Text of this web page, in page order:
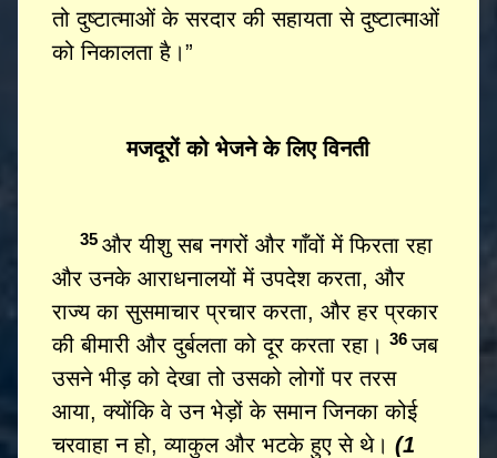
तो दुष्टात्माओं के सरदार की सहायता से दुष्टात्माओं
को निकालता है।”
मजदूरों को भेजने के लिए विनती
35 और यीशु सब नगरों और गाँवों में फिरता रहा
और उनके आराधनालयों में उपदेश करता, और
राज्य का सुसमाचार प्रचार करता, और हर प्रकार
की बीमारी और दुर्बलता को दूर करता रहा।36जब
उसने भीड़ को देखा तो उसको लोगों पर तरस
आया, क्योंकि वे उन भेड़ों के समान जिनका कोई
चरवाहा न हो, व्याकुल और भटके हुए से थे।(1